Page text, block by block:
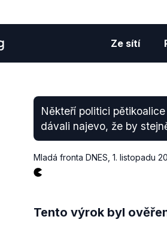
Ze sítí
Někteří politici
dávali najevo, že by
Mladá fronta DNES 1. listopadu
Tento výrok byl